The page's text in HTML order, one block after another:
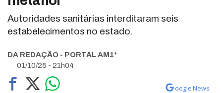
Autoridades sanitárias interditaram seis
estabelecimentos no estado.
DA REDAÇÃO - PORTAL AM1*
01/10/25 - 21h04
oogle News